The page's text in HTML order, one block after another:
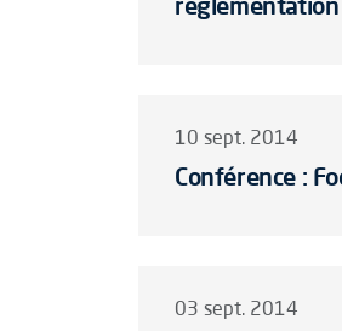
10 sept. 2014
Conférence :
03 sept. 2014